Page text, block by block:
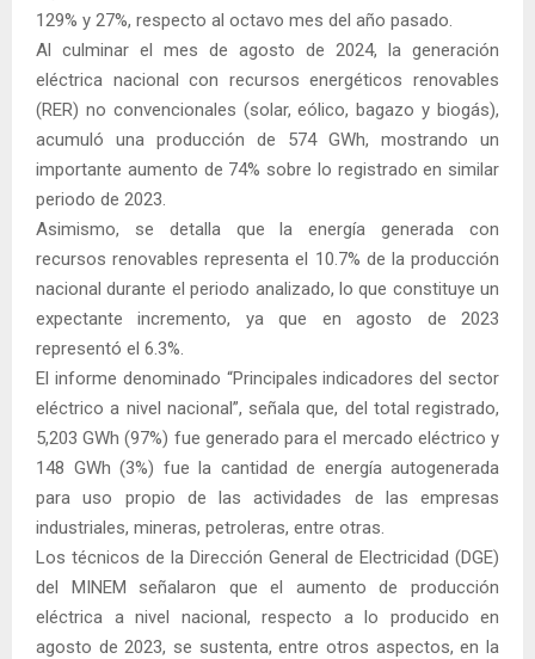
129% y 27%, respecto al octavo mes del año pasado.
Al culminar el mes de agosto de 2024, la generación
eléctrica nacional con recursos energéticos renovables
(RER) no convencionales (solar, eólico, bagazo y biogás),
acumuló una producción de 574 GWh, mostrando un
importante aumento de 74% sobre lo registrado en similar
periodo de 2023.
Asimismo, se detalla que la energía generada con
recursos renovables representa el 10.7% de la producción
nacional durante el periodo analizado, lo que constituye un
expectante incremento, ya que en agosto de 2023
representó el 6.3%.
El informe denominado “Principales indicadores del sector
eléctrico a nivel nacional”, señala que, del total registrado,
5,203 GWh (97%) fue generado para el mercado eléctrico y
148 GWh (3%) fue la cantidad de energía autogenerada
para uso propio de las actividades de las empresas
industriales, mineras, petroleras, entre otras.
Los técnicos de la Dirección General de Electricidad (DGE)
del MINEM señalaron que el aumento de producción
eléctrica a nivel nacional, respecto a lo producido en
agosto de 2023, se sustenta, entre otros aspectos, en la